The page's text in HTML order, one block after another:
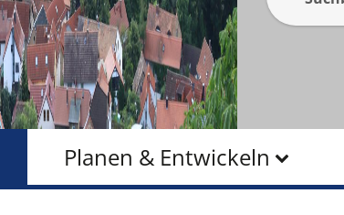
Planen & Entwickeln